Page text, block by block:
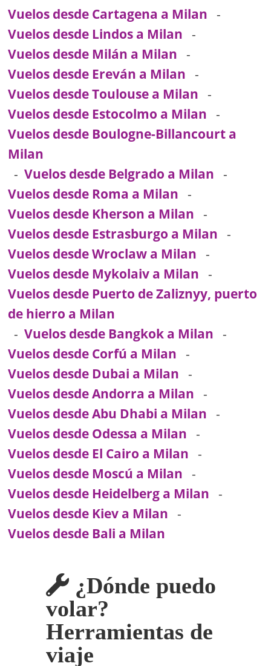
Vuelos desde Cartagena a Milan -
Vuelos desde Lindos a Milan -
Vuelos desde Milán a Milan -
Vuelos desde Ereván a Milan -
Vuelos desde Toulouse a Milan -
Vuelos desde Estocolmo a Milan -
Vuelos desde Boulogne-Billancourt a
Milan
-Vuelos desde Belgrado a Milan -
Vuelos desde Roma a Milan -
Vuelos desde Kherson a Milan -
Vuelos desde Estrasburgo a Milan -
Vuelos desde Wroclaw a Milan -
Vuelos desde Mykolaiv a Milan -
Vuelos desde Puerto de Zaliznyy, puerto
de hierro a Milan
-Vuelos desde Bangkok a Milan -
Vuelos desde Corfú a Milan -
Vuelos desde Dubai a Milan -
Vuelos desde Andorra a Milan -
Vuelos desde Abu Dhabi a Milan -
Vuelos desde Odessa a Milan -
Vuelos desde El Cairo a Milan -
Vuelos desde Moscú a Milan -
Vuelos desde Heidelberg a Milan -
Vuelos desde Kiev a Milan -
Vuelos desde Bali a Milan
¿Dónde puedo
volar?
Herramientas de
viaje